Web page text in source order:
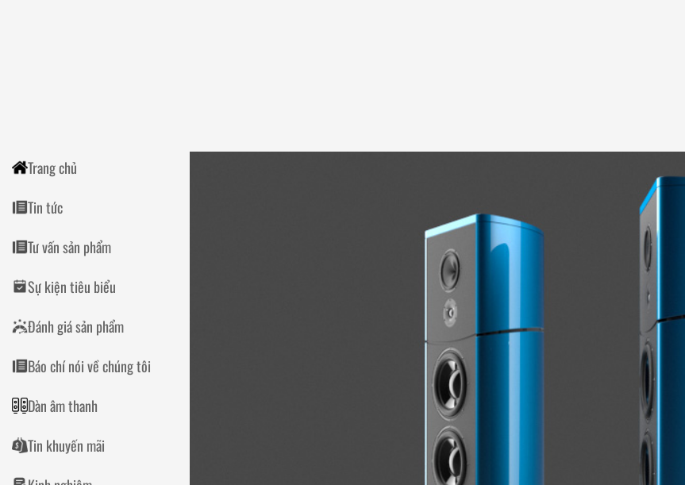
Trang chủ
Tin tức
Tư vấn sản phẩm
Sự kiện tiêu biểu
Đánh giá sản phẩm
Báo chí nói về chúng tôi
Dàn âm thanh
Tin khuyến mãi